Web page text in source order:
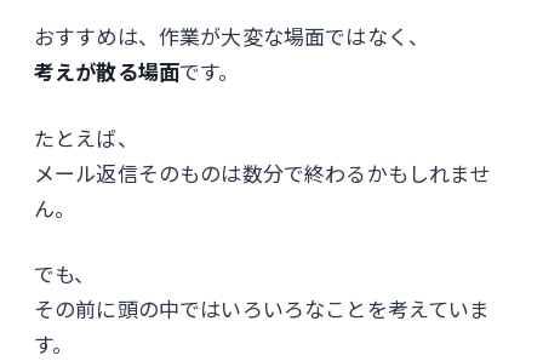
おすすめは、作業が大変な場面ではなく、
考えが散る場面です。
たとえば、
メール返信そのものは数分で終わるかもしれませ
ん。
でも、
その前に頭の中ではいろいろなことを考えていま
す。